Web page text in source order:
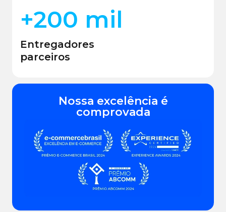
+200 mil
Entregadores
parceiros
Nossa excelência é
comprovada